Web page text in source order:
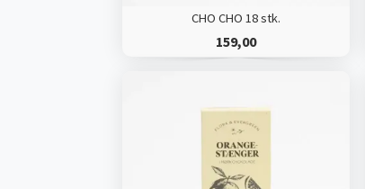
CHO CHO 18 stk.
159,00